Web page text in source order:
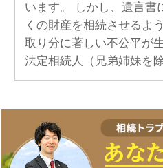
います。 しかし、遺言書
くの財産を相続させるよ
取り分に著しい不公平が
法定相続人（兄弟姉妹を